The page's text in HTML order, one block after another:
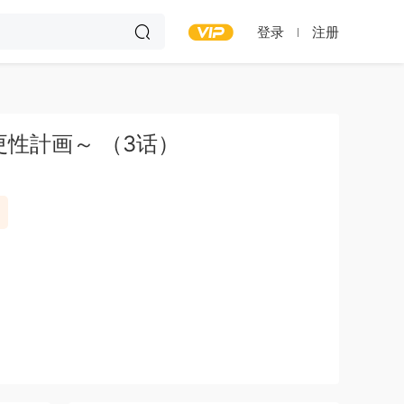
登录 注册
計画～ （3话）